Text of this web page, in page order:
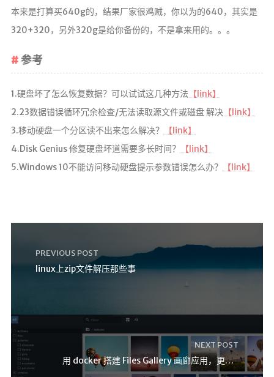
本来是打算买640g的，结果厂家很鸡贼，你以为的640，其实是
320+320，另外320g是给你备份的，不是拿来用的。。。
参考
1.硬盘坏了怎么恢复数据？可以试试这几种方法 【link】
2.23数据错误循环冗余检查/无法读取源文件或磁盘 解决【link】
3.移动硬盘一个分区读不出来怎么解决？
【link】
4.Disk Genius 修复硬盘坏道需要多长时间？
【link】
5.Windows 10不能访问移动硬盘提示参数错误怎么办？
【link】
PREVIOUS POST
linux上zip文件解压那些事
NEXT POST
用 docker 搭建 Files Gallery 画廊应用，更优雅的展示图片集